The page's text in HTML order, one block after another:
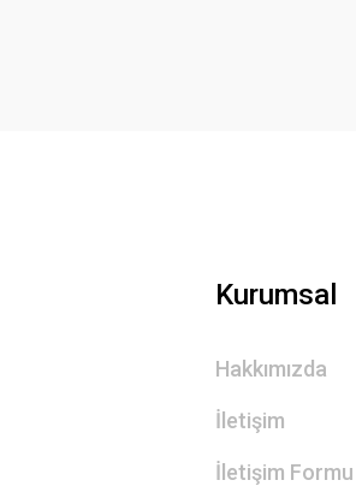
Kurumsal
Hakkımızda
İletişim
İletişim Formu